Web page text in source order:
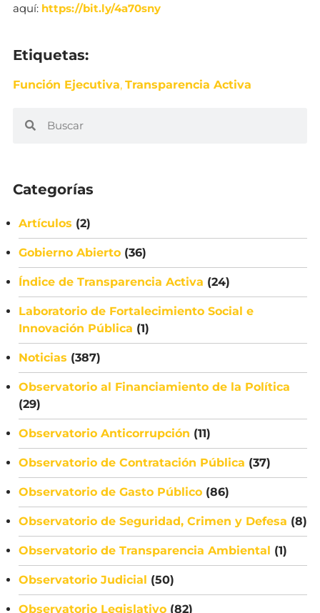
aquí: https://bit.ly/4a70sny
Etiquetas:
Función Ejecutiva, Transparencia Activa
Categorías
Artículos (2)
Gobierno Abierto (36)
Índice de Transparencia Activa (24)
Laboratorio de Fortalecimiento Social e
Innovación Pública (1)
Noticias (387)
Observatorio al Financiamiento de la Política
(29)
Observatorio Anticorrupción (11)
Observatorio de Contratación Pública (37)
Observatorio de Gasto Público (86)
Observatorio de Seguridad, Crimen y Defesa (8)
Observatorio de Transparencia Ambiental (1)
Observatorio Judicial (50)
Observatorio Legislativo (82)